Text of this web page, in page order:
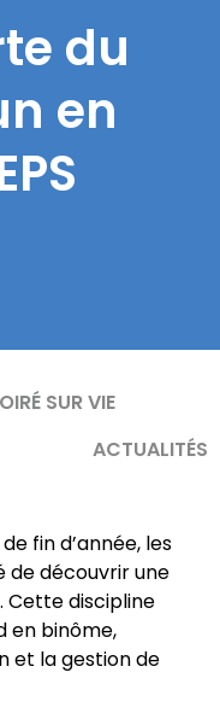
du
en
SUR VIE
ACTUALITÉS
fin d’année, les
de découvrir une
Cette discipline
en binôme,
et la gestion de